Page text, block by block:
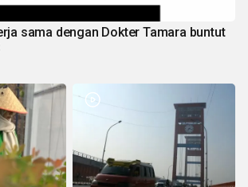
sama dengan Dokter Tamara buntut